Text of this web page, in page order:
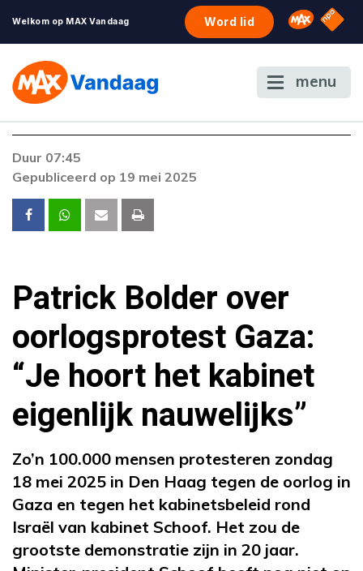
Welkom op MAX Vandaag Word lid Omroep
NPO
menu
Er is een licentie-fout opgetreden. Als het
contact op met onze klantenservice.
Duur 07:45
Gepubliceerd op 19 mei 2025
Patrick Bolder over
oorlogsprotest Gaza:
“Je hoort het kabinet
eigenlijk nauwelijks”
Zo’n 100.000 mensen protesteren zondag
18 mei 2025 in Den Haag tegen de oorlog in
Gaza en tegen het kabinetsbeleid rond
Israël van kabinet Schoof. Het zou de
grootste demonstratie zijn in 20 jaar.